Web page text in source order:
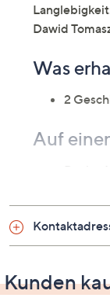
Dawid
Was
2
Auf
Design
jeweils
Farbe:
Maße
Kunden